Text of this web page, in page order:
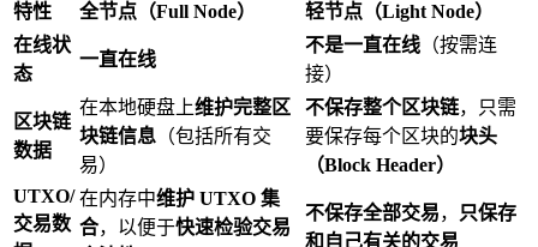
特性 全节点（Full Node）
轻节点（Light Node）
在线状
态
一直在线
不是一直在线 （按需连
接）
区块链
数据
在本地硬盘上维护完整区
块链信息 （包括所有交
易）
不保存整个区块链，只需
要保存每个区块的块头
（Block Header）
UTXO/
交易数
在内存中维护 UTXO 集
合，以便于快速检验交易
不保存全部交易， 只保存
和自己有关的交易